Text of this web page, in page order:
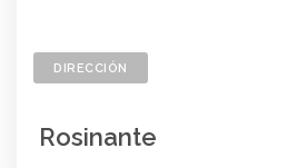
DIRECCIÓN
Rosinante